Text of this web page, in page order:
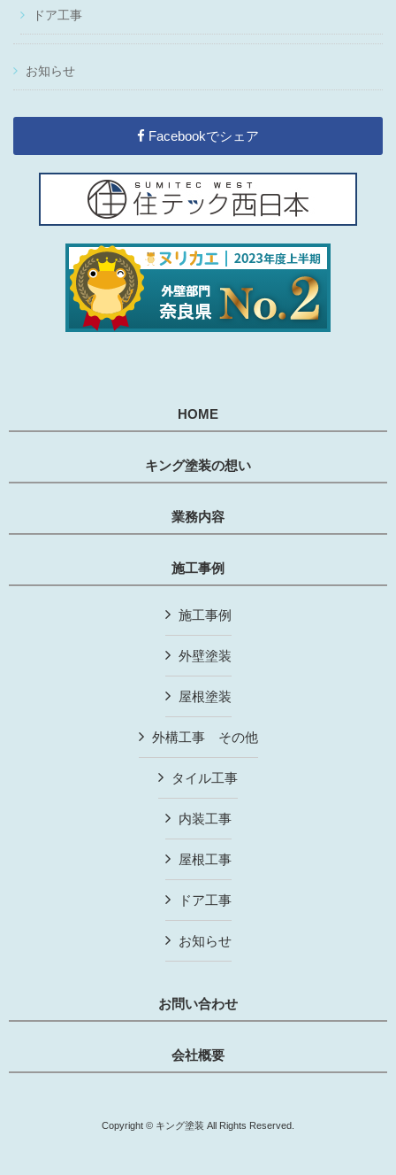
ドア工事
お知らせ
Facebookでシェア
HOME
キング塗装の想い
業務内容
施工事例
施工事例
外壁塗装
屋根塗装
外構工事 その他
タイル工事
内装工事
屋根工事
ドア工事
お知らせ
お問い合わせ
会社概要
Copyright © キング塗装 All Rights Reserved.